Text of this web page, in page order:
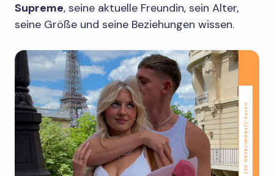
Supreme, seine aktuelle Freundin, sein Alter,
seine Größe und seine Beziehungen wissen.